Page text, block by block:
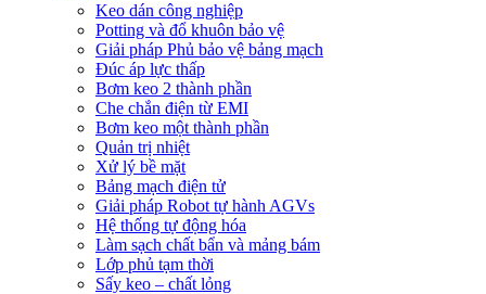
Keo dán công nghiệp
Potting và đổ khuôn bảo vệ
Giải pháp Phủ bảo vệ bảng mạch
Đúc áp lực thấp
Bơm keo 2 thành phần
Che chắn điện từ EMI
Bơm keo một thành phần
Quản trị nhiệt
Xử lý bề mặt
Bảng mạch điện tử
Giải pháp Robot tự hành AGVs
Hệ thống tự động hóa
Làm sạch chất bẩn và mảng bám
Lớp phủ tạm thời
Sấy keo – chất lỏng